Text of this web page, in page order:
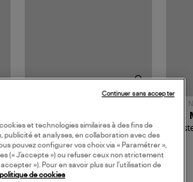
189,00 €
Mocassins Killian Sport
Mousse
et technologies similaires à des fins de
publicité et analyses, en collaboration avec des
pouvez configurer vos choix via « Paramétrer »,
(« J’accepte ») ou refuser ceux non strictement
»). Pour en savoir plus sur l’utilisation de
de cookies
Continuer sans accepter